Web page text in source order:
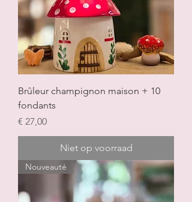
Brûleur champignon maison + 10
fondants
Prijs
€ 27,00
Niet op voorraad
Nouveauté